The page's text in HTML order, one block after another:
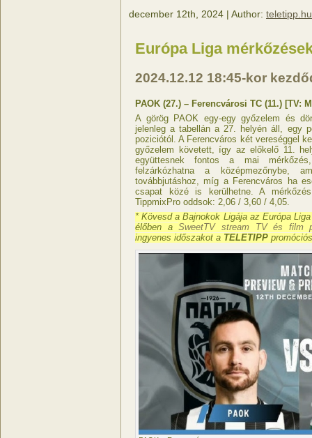
december 12th, 2024 | Author: teletipp.hu
Európa Liga
2024.12.12 18:45-kor
PAOK (27.) – Ferencvárosi TC (11.) [TV:
A görög PAOK egy-egy győzelem és
jelenleg a tabellán a 27. helyén áll, egy
poziciótól. A Ferencváros két vereséggel
győzelem követett, így az előkelő 11.
együttesnek fontos a mai
felzárkózhatna a középmezőnybe,
továbbjutáshoz, míg a Ferencváros ha
csapat közé is kerülhetne. A
TippmixPro oddsok: 2,06 / 3,60 / 4,05.
* Kövesd a Bajnokok Ligája az Európa
élőben aSweetTV stream TV és film
ingyenes időszakot a TELETIPP